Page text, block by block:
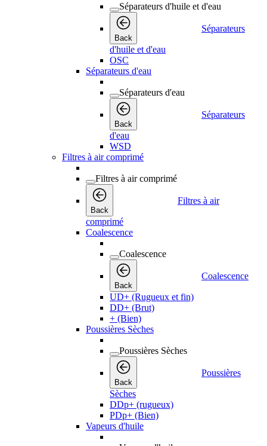
Séparateurs d'huile et d'eau
Back
Séparateurs
d'huile et d'eau
OSC
Séparateurs d'eau
Séparateurs d'eau
Back
Séparateurs
d'eau
WSD
Filtres à air comprimé
Filtres à air comprimé
Back
Filtres à air
comprimé
Coalescence
Coalescence
Back
Coalescence
UD+ (Rugueux et fin)
DD+ (Brut)
+ (Bien)
Poussières Sèches
Poussières Sèches
Back
Poussières
Sèches
DDp+ (rugueux)
PDp+ (Bien)
Vapeurs d'huile